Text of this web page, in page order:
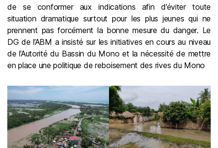
de se conformer aux indications afin d’éviter toute
situation dramatique surtout pour les plus jeunes qui ne
prennent pas forcément la bonne mesure du danger. Le
DG de l’ABM a insisté sur les initiatives en cours au niveau
de l’Autorité du Bassin du Mono et la nécessité de mettre
en place une politique de reboisement des rives du Mono